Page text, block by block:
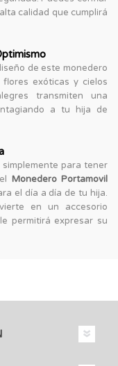
calidad que cumplirá
de este monedero
flores exóticas y cielos
transmiten una
a tu hija de
para tener
Monedero Portamovil
el día a día de tu hija.
en un accesorio
permitirá expresar su